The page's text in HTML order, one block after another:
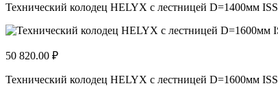
Технический колодец HELYX с лестницей D=1400мм ISS
50 820.00 ₽
Технический колодец HELYX с лестницей D=1600мм ISS